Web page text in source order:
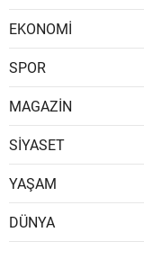
EKONOMİ
SPOR
MAGAZİN
SİYASET
YAŞAM
DÜNYA